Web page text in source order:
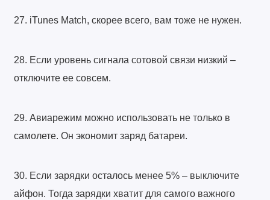
27. iTunes Match, скорее всего, вам тоже не нужен.
28. Если уровень сигнала сотовой связи низкий –
отключите ее совсем.
29. Авиарежим можно использовать не только в
самолете. Он экономит заряд батареи.
30. Если зарядки осталось менее 5% – выключите
айфон. Тогда зарядки хватит для самого важного